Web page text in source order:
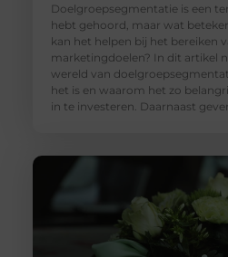
Doelgroepsegmentatie is een
hebt gehoord, maar wat
kan het helpen bij het bereiken
marketingdoelen? In dit artikel
wereld van
het is en waarom het zo
in te investeren. Daarnaast